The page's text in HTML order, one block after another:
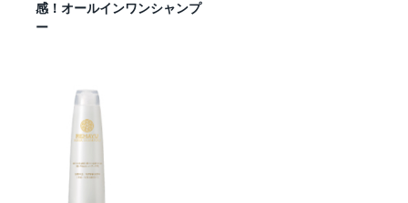
感！オールインワンシャンプ
ー